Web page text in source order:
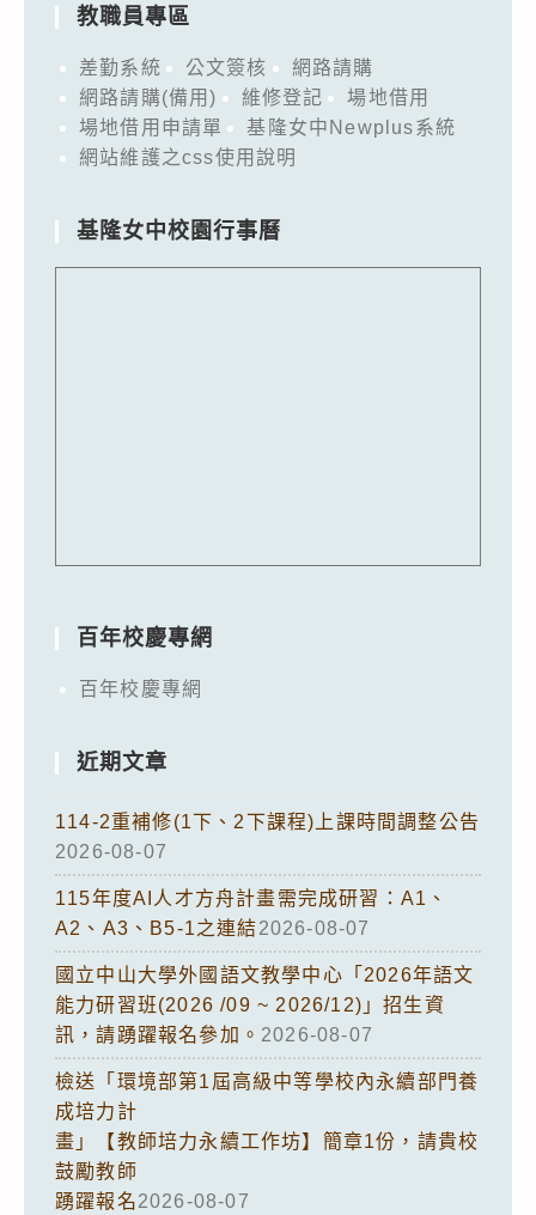
教職員專區
差勤系統 公文簽核
網路請購
網路請購(備用)
維修登記
場地借用
場地借用申請單
基隆女中Newplus系統
網站維護之css使用說明
基隆女中校園行事曆
百年校慶專網
百年校慶專網
近期文章
114-2重補修(1下、2下課程)上課時間調整公告
2026-08-07
115年度AI人才方舟計畫需完成研習：A1、
A2、A3、B5-1之連結2026-08-07
國立中山大學外國語文教學中心「2026年語文
能力研習班(2026 /09 ~ 2026/12)」招生資
訊，請踴躍報名參加。 2026-08-07
檢送「環境部第1屆高級中等學校內永續部門養
成培力計
畫」【教師培力永續工作坊】簡章1份，請貴校
鼓勵教師
踴躍報名2026-08-07